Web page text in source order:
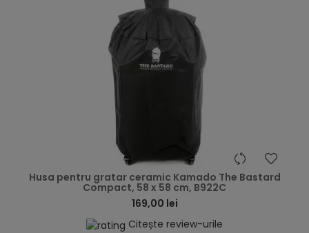
Husa pentru gratar ceramic Kamado The Bastard
Compact, 58 x 58 cm, B922C
169,00 lei
Citește review-urile